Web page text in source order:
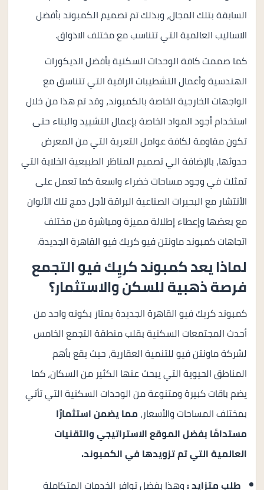
السابقة بتلك المجال، وبذلك تم تصميم الكمبوند بأفضل
الاساليب العالمية التي تتناسب مع مختلف الاذواق.
كما صممت كافة الوحدات السكنية بأفضل الديكورات
الهندسية وأعمال التشطيبات الراقية التي تتناسق مع
الواجهات الخارجية الخاصة بالكمبوند، وقد تم هذا من خلال
استخدام أجود المواد الخاصة بإعمال التشييد والبناء حتى
تكون مقاومة لكافة عوامل التعرية التي من المعرض
حدوثها، بالإضافة الي تصميم المناظر الطبيعية الخلابة التي
تمثلت في وجود مساحات خضراء واسعة كما تعمل على
الأنتشار مع البحيرات الصناعية البراقة لأجل دمج تلك الألوان
مع بعضها وإعطاء إطلالة مميزة ومباشرة من مختلف
اتجاهات كمبوند ماونتن فيو كريك فيو القاهرة الجديدة.
لماذا يعد كمبوند كريِك فيو التجمع
فرصة ذهبية للسكن والاستثمار؟
كمبوند كريك فيو القاهرة الجديدة يمتاز بكونه واحد من
أحدث المجتمعات السكنية بقلب منطقة التجمع الخامس
لشركة ماونتن فيو للتنمية العقارية، حيث يقع بأهم
المناطق الحيوية التي يبحث عنها الكثير من السكان، كما
يضم باقات كبيرة ومتنوعة من الوحدات السكنية التي تأتي
بمختلف المساحات والأسعار، مما يضمن استثمارًا
مستدامًا بفضل الموقع الاستراتيجي والتقنيات
العالمية التي تم تزويدها في الكمبوند.
طلب متزايد :وهذا بفضل توافر الخدمات المتكاملة